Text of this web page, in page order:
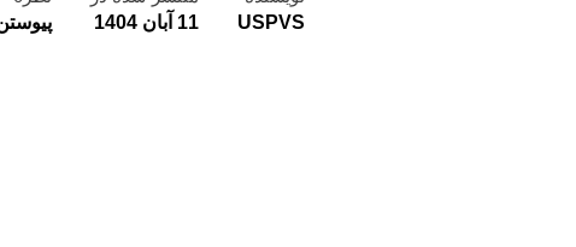
USPVS 11 آبان 1404